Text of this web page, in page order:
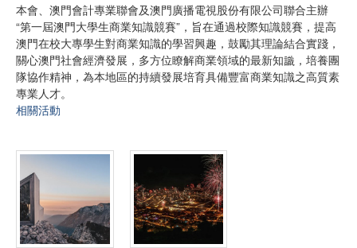
本會、澳門會計專業聯會及澳門廣播電視股份有限公司聯合主辦
“第一屆澳門大學生商業知識競賽”，旨在通過校際知識競賽，提高
澳門在校大專學生對商業知識的學習興趣，鼓勵其理論結合實踐，
關心澳門社會經濟發展，多方位瞭解商業領域的最新知識，培養團
隊協作精神，為本地區的持續發展培育具備豐富商業知識之高質素
專業人才。
相關活動